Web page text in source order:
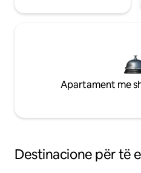
Apartament me
Destinacione për të